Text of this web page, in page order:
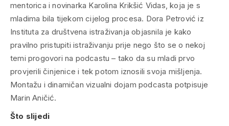
mentorica i novinarka Karolina Krikšić Vidas, koja je s
mladima bila tijekom cijelog procesa. Dora Petrović iz
Instituta za društvena istraživanja objasnila je kako
pravilno pristupiti istraživanju prije nego što se o nekoj
temi progovori na podcastu – tako da su mladi prvo
provjerili činjenice i tek potom iznosili svoja mišljenja.
Montažu i dinamičan vizualni dojam podcasta potpisuje
Marin Aničić.
Što slijedi